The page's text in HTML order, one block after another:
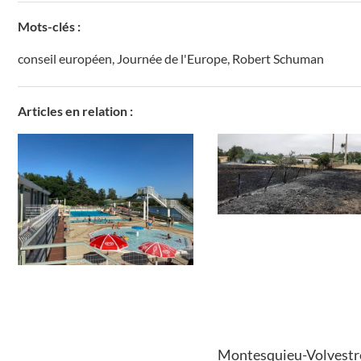
Mots-clés :
conseil européen Journée de l'Europe Robert Schuman
Articles en relation :
Montesquieu-